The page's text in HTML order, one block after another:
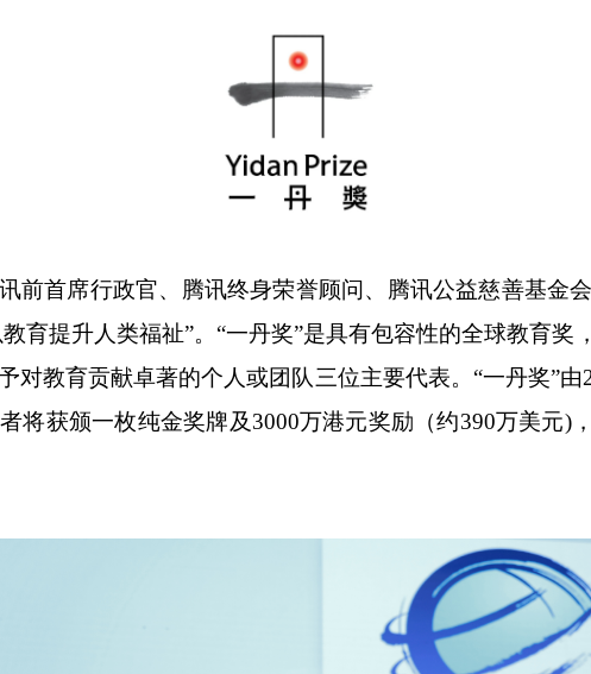
前首席行政官、腾讯终身荣誉顾问、腾讯公益慈善基金
育提升人类福祉”。“一丹奖”是具有包容性的全球教育
对教育贡献卓著的个人或团队三位主要代表。“一丹奖”
将获颁一枚纯金奖牌及3000万港元奖励（约390万美元)